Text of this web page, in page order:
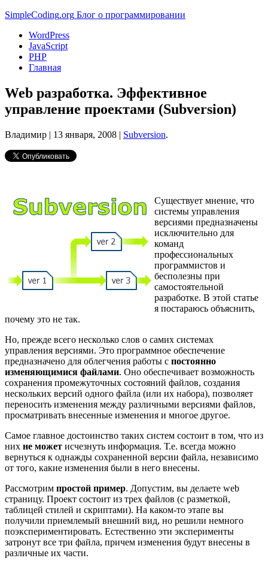
SimpleCoding.org Блог о программировании
WordPress
JavaScript
PHP
Главная
Web разработка. Эффективное
управление проектами (Subversion)
Владимир | 13 января, 2008 | Subversion.
Существует мнение, что
системы управления
версиями предназначены
исключительно для
команд
профессиональных
программистов и
бесполезны при
самостоятельной
разработке. В этой статье
я постараюсь объяснить,
почему это не так.
Но, прежде всего несколько слов о самих системах
управления версиями. Это программное обеспечение
предназначено для облегчения работы с постоянно
изменяющимися файлами. Оно обеспечивает возможность
сохранения промежуточных состояний файлов, создания
нескольких версий одного файла (или их набора), позволяет
переносить изменения между различными версиями файлов,
просматривать внесенные изменения и многое другое.
Самое главное достоинство таких систем состоит в том, что из
них не может исчезнуть информация. Т.е. всегда можно
вернуться к однажды сохраненной версии файла, независимо
от того, какие изменения были в него внесены.
Рассмотрим простой пример. Допустим, вы делаете web
страницу. Проект состоит из трех файлов (с разметкой,
таблицей стилей и скриптами). На каком-то этапе вы
получили приемлемый внешний вид, но решили немного
поэкспериментировать. Естественно эти эксперименты
затронут все три файла, причем изменения будут внесены в
различные их части.